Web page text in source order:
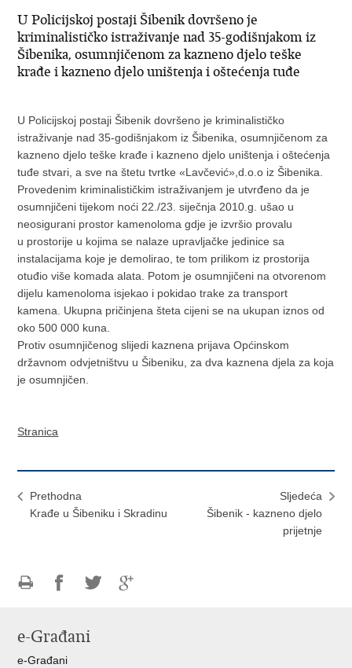
U Policijskoj postaji Šibenik dovršeno je
kriminalističko istraživanje nad 35-godišnjakom iz
Šibenika, osumnjičenom za kazneno djelo teške
krađe i kazneno djelo uništenja i oštećenja tuđe
U Policijskoj postaji Šibenik dovršeno je kriminalističko
istraživanje nad 35-godišnjakom iz Šibenika, osumnjičenom za
kazneno djelo teške krađe i kazneno djelo uništenja i oštećenja
tuđe stvari, a sve na štetu tvrtke «Lavčević»,d.o.o iz Šibenika.
Provedenim kriminalističkim istraživanjem je utvrđeno da je
osumnjičeni tijekom noći 22./23. siječnja 2010.g. ušao u
neosigurani prostor kamenoloma gdje je izvršio provalu
u prostorije u kojima se nalaze upravljačke jedinice sa
instalacijama koje je demolirao, te tom prilikom iz prostorija
otuđio više komada alata. Potom je osumnjičeni na otvorenom
dijelu kamenoloma isjekao i pokidao trake za transport
kamena. Ukupna pričinjena šteta cijeni se na ukupan iznos od
oko 500 000 kuna.
Protiv osumnjičenog slijedi kaznena prijava Općinskom
državnom odvjetništvu u Šibeniku, za dva kaznena djela za koja
je osumnjičen.
Stranica
Prethodna
Krađe u Šibeniku i Skradinu
Sljedeća
Šibenik - kazneno djelo
prijetnje
FacebookuTwitteru
e-Građani
e-Građani